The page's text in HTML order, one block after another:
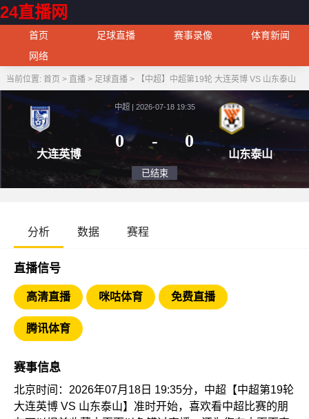
24直播网
首页 足球直播 赛事录像
体育新闻
网络
当前位置: 首页 > 直播> 足球直播> 【中超】中超第19轮 大连英博 VS 山东泰山
大连英博
中超 | 2026-07-18 19:35
0
山东
分析 数据 赛程
直播信号
高清直播 咪咕体育 免费直播
腾讯体育
赛事信息
北京时间：2026年07月18日 19:35分，中超【中超第19轮
大连英博 VS 山东泰山】准时开始，喜欢看中超比赛的朋